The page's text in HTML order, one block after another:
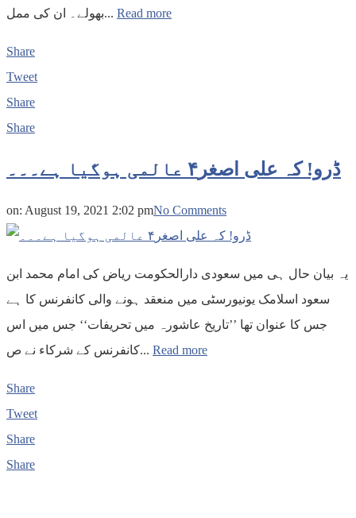
بھولے۔ ان کی ممل... Read more
Share
Tweet
Share
Share
ڈرو! کہ علی اصغر۴ عالمی ہوگیا ہے۔۔۔
on: August 19, 2021 2:02 pmNo Comments
یہ بیان حال ہی میں سعودی دارالحکومت ریاض کی امام محمد ابن
سعود اسلامک یونیورسٹی میں منعقد ہونے والی کانفرنس کا ہے
جس کا عنوان تھا ’’تاریخ عاشورہ میں تحریفات‘‘ جس میں اس
کانفرنس کے شرکاء نے ص... Read more
Share
Tweet
Share
Share